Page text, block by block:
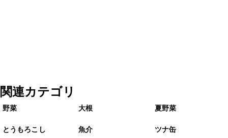
関連カテゴリ
野菜 大根 夏野菜
とうもろこし 魚介
ツナ缶